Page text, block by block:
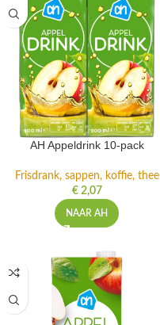
AH Appeldrink 10-pack
Frisdrank, sappen, koffie, thee
€2,07
NAAR AH